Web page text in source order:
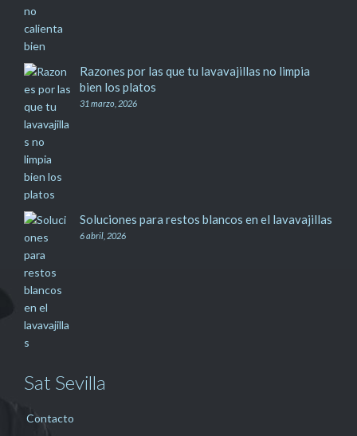
Razones por las que tu lavavajillas no limpia
bien los platos
31 marzo, 2026
Soluciones para restos blancos en el lavavajillas
6 abril, 2026
Sat Sevilla
Contacto